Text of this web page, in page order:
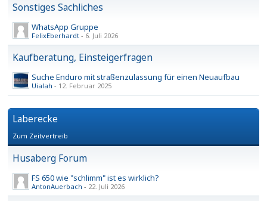
Sonstiges Sachliches
WhatsApp Gruppe
FelixEberhardt - 6. Juli 2026
Kaufberatung, Einsteigerfragen
Suche Enduro mit straßenzulassung für einen Neuaufbau
Uialah - 12. Februar 2025
Laberecke
Zum Zeitvertreib
Husaberg Forum
FS 650 wie "schlimm" ist es wirklich?
AntonAuerbach - 22. Juli 2026